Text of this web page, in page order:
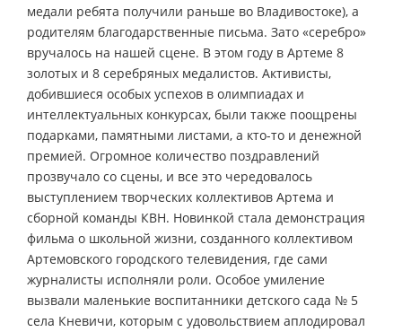
медали ребята получили раньше во Владивостоке), а
родителям благодарственные письма. Зато «серебро»
вручалось на нашей сцене. В этом году в Артеме 8
золотых и 8 серебряных медалистов. Активисты,
добившиеся особых успехов в олимпиадах и
интеллектуальных конкурсах, были также поощрены
подарками, памятными листами, а кто-то и денежной
премией. Огромное количество поздравлений
прозвучало со сцены, и все это чередовалось
выступлением творческих коллективов Артема и
сборной команды КВН. Новинкой стала демонстрация
фильма о школьной жизни, созданного коллективом
Артемовского городского телевидения, где сами
журналисты исполняли роли. Особое умиление
вызвали маленькие воспитанники детского сада № 5
села Кневичи, которым с удовольствием аплодировал